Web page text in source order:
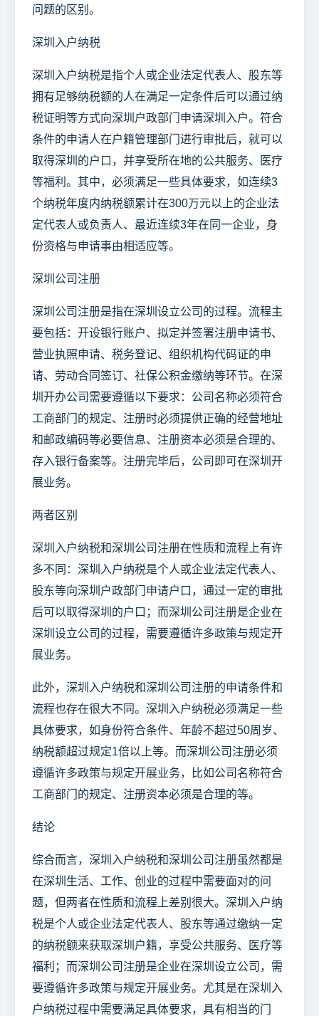
问题的区别。
深圳入户纳税
深圳入户纳税是指个人或企业法定代表人、股东等
拥有足够纳税额的人在满足一定条件后可以通过纳
税证明等方式向深圳户政部门申请深圳入户。符合
条件的申请人在户籍管理部门进行审批后，就可以
取得深圳的户口，并享受所在地的公共服务、医疗
等福利。其中，必须满足一些具体要求，如连续3
个纳税年度内纳税额累计在300万元以上的企业法
定代表人或负责人、最近连续3年在同一企业，身
份资格与申请事由相适应等。
深圳公司注册
深圳公司注册是指在深圳设立公司的过程。流程主
要包括：开设银行账户、拟定并签署注册申请书、
营业执照申请、税务登记、组织机构代码证的申
请、劳动合同签订、社保公积金缴纳等环节。在深
圳开办公司需要遵循以下要求：公司名称必须符合
工商部门的规定、注册时必须提供正确的经营地址
和邮政编码等必要信息、注册资本必须是合理的、
存入银行备案等。注册完毕后，公司即可在深圳开
展业务。
两者区别
深圳入户纳税和深圳公司注册在性质和流程上有许
多不同：深圳入户纳税是个人或企业法定代表人、
股东等向深圳户政部门申请户口，通过一定的审批
后可以取得深圳的户口；而深圳公司注册是企业在
深圳设立公司的过程，需要遵循许多政策与规定开
展业务。
此外，深圳入户纳税和深圳公司注册的申请条件和
流程也存在很大不同。深圳入户纳税必须满足一些
具体要求，如身份符合条件、年龄不超过50周岁、
纳税额超过规定1倍以上等。而深圳公司注册必须
遵循许多政策与规定开展业务，比如公司名称符合
工商部门的规定、注册资本必须是合理的等。
结论
综合而言，深圳入户纳税和深圳公司注册虽然都是
在深圳生活、工作、创业的过程中需要面对的问
题，但两者在性质和流程上差别很大。深圳入户纳
税是个人或企业法定代表人、股东等通过缴纳一定
的纳税额来获取深圳户籍，享受公共服务、医疗等
福利；而深圳公司注册是企业在深圳设立公司，需
要遵循许多政策与规定开展业务。尤其是在深圳入
户纳税过程中需要满足具体要求，具有相当的门